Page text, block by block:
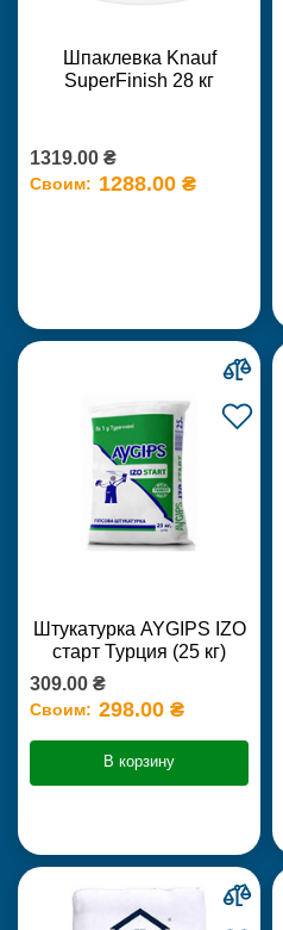
Шпаклевка Knauf
SuperFinish 28 кг
1319.00 ₴
Своим: 1288.00 ₴
Штукатурка AYGIPS IZO
старт Турция (25 кг)
309.00 ₴
Своим: 298.00 ₴
В корзину